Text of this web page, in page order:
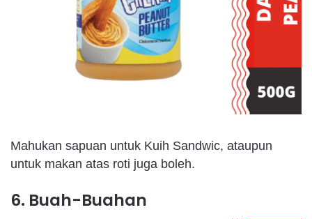
Mahukan sapuan untuk Kuih Sandwic, ataupun
untuk makan atas roti juga boleh.
6. Buah-Buahan